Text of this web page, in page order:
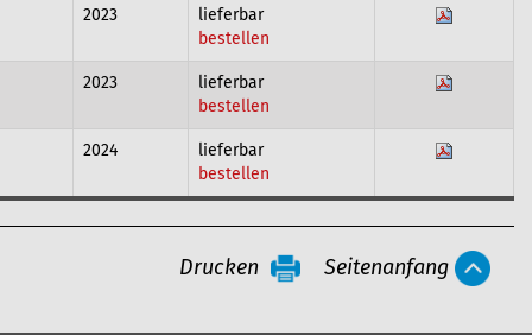
2023
lieferbar
bestellen
2023
lieferbar
bestellen
2024
lieferbar
bestellen
Drucken Seitenanfang